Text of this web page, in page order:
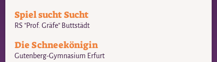
Spiel sucht Sucht
RS "Prof. Gräfe" Buttstädt
Die Schneekönigin
Gutenberg-Gymnasium Erfurt